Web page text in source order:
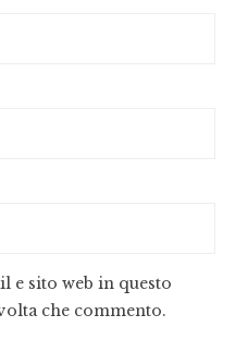
e sito web in questo
che commento.